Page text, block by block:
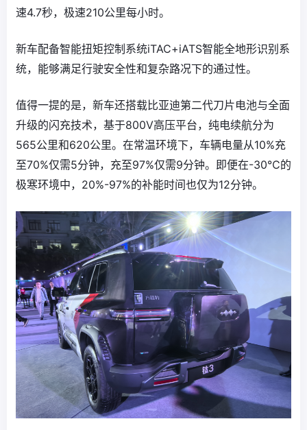
速4.7秒，极速210公里每小时。
新车配备智能扭矩控制系统iTAC+iATS智能全地形识别系
统，能够满足行驶安全性和复杂路况下的通过性。
值得一提的是，新车还搭载比亚迪第二代刀片电池与全面
升级的闪充技术，基于800V高压平台，纯电续航分为
565公里和620公里。在常温环境下，车辆电量从10%充
至70%仅需5分钟，充至97%仅需9分钟。即便在-30℃的
极寒环境中，20%-97%的补能时间也仅为12分钟。